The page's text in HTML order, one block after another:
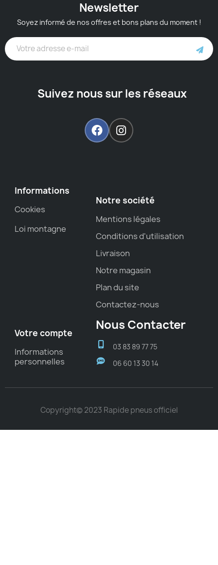
Newsletter
Soyez informé de nos offres et bons plans du moment !
Suivez nous sur les réseaux
Informations
Cookies
Loi montagne
Notre société
Mentions légales
Conditions d'utilisation
Livraison
Notre magasin
Plan du site
Contactez-nous
Votre compte
Informations
personnelles
Nous Contacter
03 83 89 77 75
06 60 13 30 14
Copyright© 2023 Rapide pneus officiel